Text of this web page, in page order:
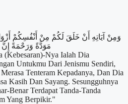
وَمِنْ آيَاتِهِ أَنْ خَلَقَ لَكُمْ مِنْ أَنْفُسِكُمْ
مَوَدَّةً وَرَحْمَةً إِنَّ
(Kebesaran)-Nya Ialah Dia
Untukmu Dari Jenismu Sendiri,
Tenteram Kepadanya, Dan Dia
Kasih Dan Sayang. Sesungguhnya
Benar Terdapat Tanda-Tanda
Yang Berpikir."